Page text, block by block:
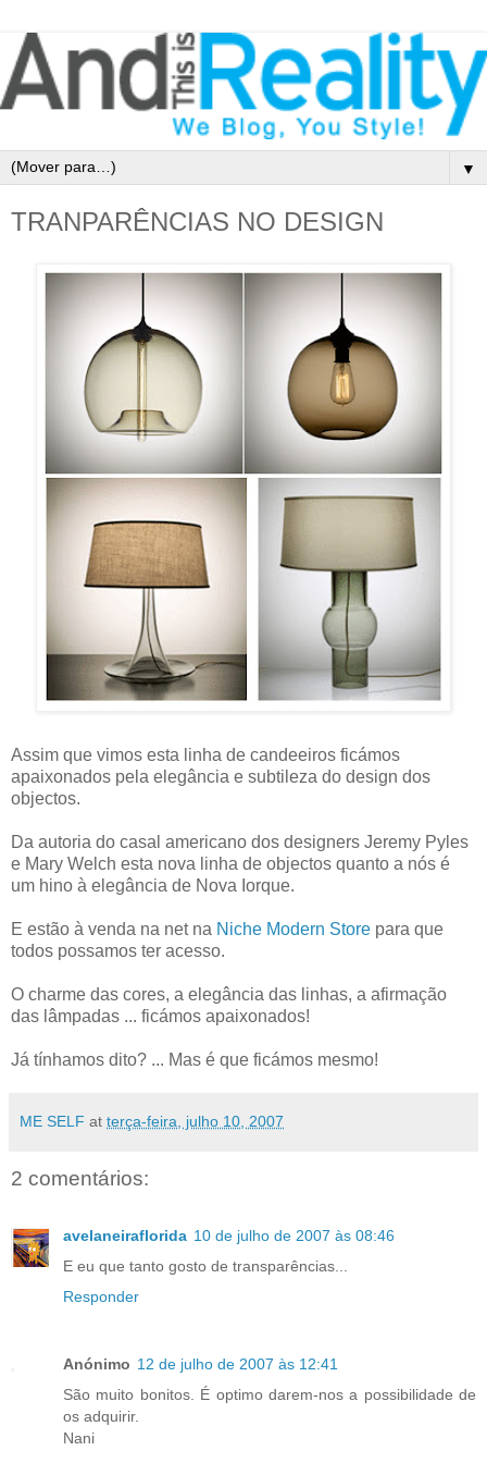
▼
TRANPARÊNCIAS NO DESIGN
Assim que vimos esta linha de candeeiros ficámos
apaixonados pela elegância e subtileza do design dos
objectos.
Da autoria do casal americano dos designers Jeremy Pyles
e Mary Welch esta nova linha de objectos quanto a nós é
um hino à elegância de Nova Iorque.
E estão à venda na net na Niche Modern Store para que
todos possamos ter acesso.
O charme das cores, a elegância das linhas, a afirmação
das lâmpadas ... ficámos apaixonados!
Já tínhamos dito? ... Mas é que ficámos mesmo!
ME SELF at terça-feira, julho 10, 2007
2 comentários:
avelaneiraflorida 10 de julho de 2007 às 08:46
E eu que tanto gosto de transparências...
Responder
Anónimo 12 de julho de 2007 às 12:41
São muito bonitos. É optimo darem-nos a possibilidade de
os adquirir.
Nani